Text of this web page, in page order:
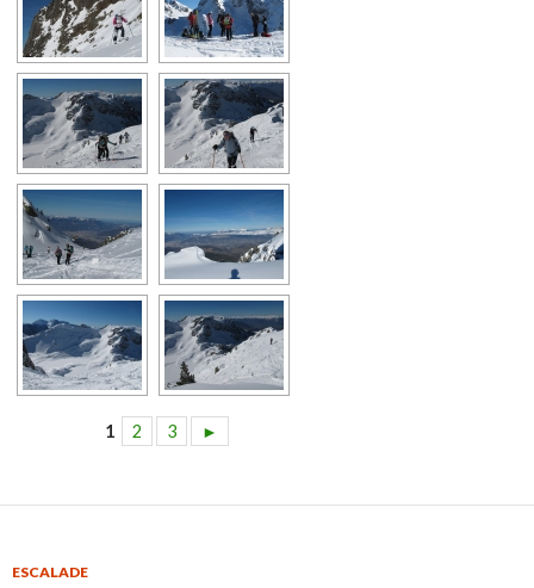
1 2 3 ►
ESCALADE